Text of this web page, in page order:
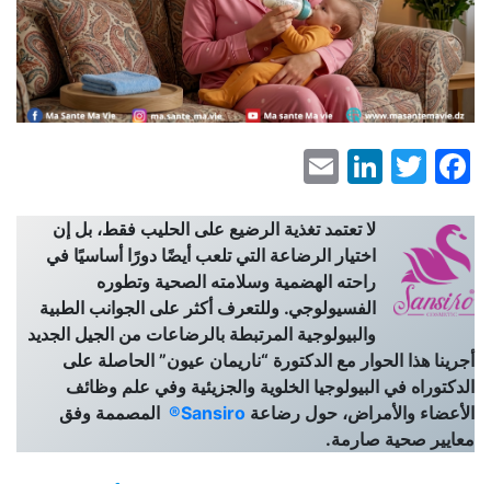
Facebook
Twitter
LinkedIn
لا تعتمد تغذية الرضيع على الحليب فقط، بل إن
اختيار الرضاعة التي تلعب أيضًا دورًا أساسيًا في
راحته الهضمية وسلامته الصحية وتطوره
الفسيولوجي. وللتعرف أكثر على الجوانب الطبية
والبيولوجية المرتبطة بالرضاعات من الجيل الجديد
أجرينا هذا الحوار مع الدكتورة “ناريمان عيون” الحاصلة على
الدكتوراه في البيولوجيا الخلوية والجزيئية وفي علم وظائف
الأعضاء والأمراض، حول رضاعة Sansiro®
المصممة وفق
معايير صحية صارمة.